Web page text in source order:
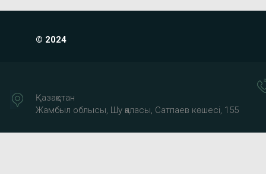
© 2024
Қазақстан
Жамбыл облысы, Шу қаласы, Сатпаев көшесі, 155